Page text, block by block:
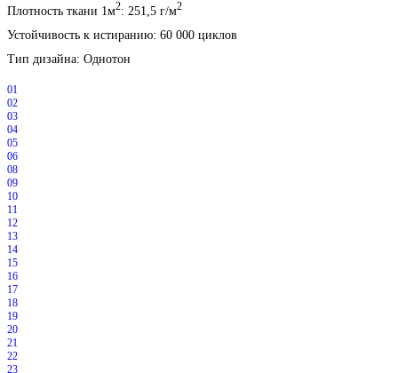
Плотность ткани 1м2: 251,5 г/м2
Устойчивость к истиранию: 60 000 циклов
Тип дизайна: Однотон
01
02
03
04
05
06
08
09
10
11
12
13
14
15
16
17
18
19
20
21
22
23